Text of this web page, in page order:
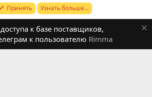
и правила
Помощь
R
Принять
Узнать больше...
к базе поставщиков,
к пользователю Rimma